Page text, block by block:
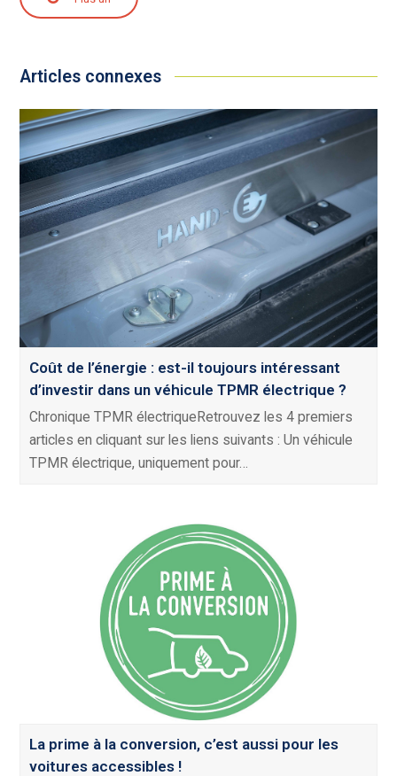
Articles connexes
Coût de l’énergie : est-il toujours intéressant
d’investir dans un véhicule TPMR électrique ?
Chronique TPMR électriqueRetrouvez les 4 premiers
articles en cliquant sur les liens suivants : Un véhicule
TPMR électrique, uniquement pour…
La prime à la conversion, c’est aussi pour les
voitures accessibles !